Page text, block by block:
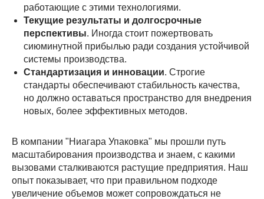
работающие с этими технологиями.
Текущие результаты и долгосрочные
перспективы. Иногда стоит пожертвовать
сиюминутной прибылью ради создания устойчивой
системы производства.
Стандартизация и инновации. Строгие
стандарты обеспечивают стабильность качества,
но должно оставаться пространство для внедрения
новых, более эффективных методов.
В компании "Ниагара Упаковка" мы прошли путь
масштабирования производства и знаем, с какими
вызовами сталкиваются растущие предприятия. Наш
опыт показывает, что при правильном подходе
увеличение объемов может сопровождаться не